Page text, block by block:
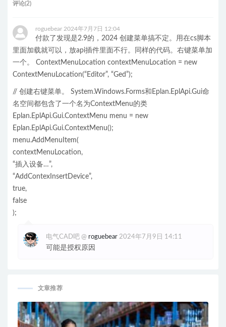
评论(2)
roguebear 2024年7月7日 12:04
付款了发现是2.9的，2024 创建菜单搞不定。用在cs脚本
里面加载就可以，放api插件里面不行。同样的代码。右键菜单加
一个。 ContextMenuLocation contextMenuLocation = new
ContextMenuLocation(“Editor”, “Ged”);
// 创建右键菜单。 System.Windows.Forms和Eplan.EplApi.Gui命
名空间都包含了一个名为ContextMenu的类
Eplan.EplApi.Gui.ContextMenu menu = new
Eplan.EplApi.Gui.ContextMenu();
menu.AddMenuItem(
contextMenuLocation,
“插入设备…”,
“AddContexInsertDevice”,
true,
false
);
电气CAD吧 @ roguebear 2024年7月9日 14:11
可能是授权原因
文章推荐